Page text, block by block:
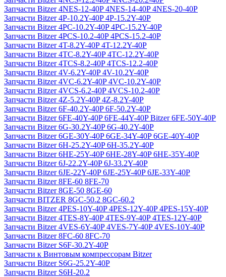
Запчасти Bitzer 4NES-12-40P 4NES-14-40P 4NES-20-40P
Запчасти Bitzer 4P-10.2Y-40P 4P-15.2Y-40P
Запчасти Bitzer 4PC-10.2Y-40P 4PC-15.2Y-40P
Запчасти Bitzer 4PCS-10.2-40P 4PCS-15.2-40P
Запчасти Bitzer 4T-8.2Y-40P 4T-12.2Y-40P
Запчасти Bitzer 4TC-8.2Y-40P 4TC-12.2Y-40P
Запчасти Bitzer 4TCS-8.2-40P 4TCS-12.2-40P
Запчасти Bitzer 4V-6.2Y-40P 4V-10.2Y-40P
Запчасти Bitzer 4VC-6.2Y-40P 4VC-10.2Y-40P
Запчасти Bitzer 4VCS-6.2-40P 4VCS-10.2-40P
Запчасти Bitzer 4Z-5.2Y-40P 4Z-8.2Y-40P
Запчасти Bitzer 6F-40.2Y-40P 6F-50.2Y-40P
Запчасти Bitzer 6FE-40Y-40P 6FE-44Y-40P Bitzer 6FE-50Y-40P
Запчасти Bitzer 6G-30.2Y-40P 6G-40.2Y-40P
Запчасти Bitzer 6GE-30Y-40P 6GE-34Y-40P 6GE-40Y-40P
Запчасти Bitzer 6H-25.2Y-40P 6H-35.2Y-40P
Запчасти Bitzer 6HE-25Y-40P 6HE-28Y-40P 6HE-35Y-40P
Запчасти Bitzer 6J-22.2Y-40P 6J-33.2Y-40P
Запчасти Bitzer 6JE-22Y-40P 6JE-25Y-40P 6JE-33Y-40P
Запчасти Bitzer 8FE-60 8FE-70
Запчасти Bitzer 8GE-50 8GE-60
Запчасти BITZER 8GC-50.2 8GC-60.2
Запчасти Bitzer 4PES-10Y-40P 4PES-12Y-40P 4PES-15Y-40P
Запчасти Bitzer 4TES-8Y-40P 4TES-9Y-40P 4TES-12Y-40P
Запчасти Bitzer 4VES-6Y-40P 4VES-7Y-40P 4VES-10Y-40P
Запчасти Bitzer 8FC-60 8FC-70
Запчасти Bitzer S6F-30.2Y-40P
Запчасти к Винтовым компрессорам Bitzer
Запчасти Bitzer S6G-25.2Y-40P
Запчасти Bitzer S6H-20.2